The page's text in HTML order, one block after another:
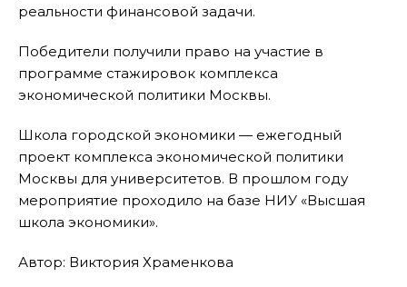
реальности финансовой задачи.
Победители получили право на участие в
программе стажировок комплекса
экономической политики Москвы.
Школа городской экономики — ежегодный
проект комплекса экономической политики
Москвы для университетов. В прошлом году
мероприятие проходило на базе НИУ «Высшая
школа экономики».
Автор: Виктория Храменкова